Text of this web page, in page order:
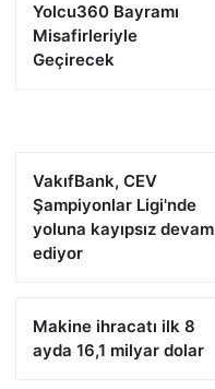
Yolcu360 Bayramı
Misafirleriyle
Geçirecek
VakıfBank, CEV
Şampiyonlar Ligi'nde
yoluna kayıpsız devam
ediyor
Makine ihracatı ilk 8
ayda 16,1 milyar dolar